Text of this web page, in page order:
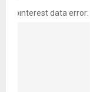
pinterest data